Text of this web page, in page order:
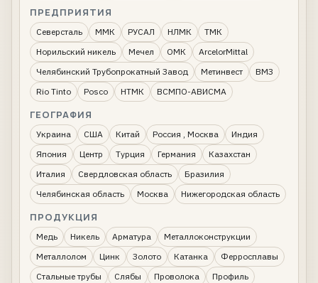
ПРЕДПРИЯТИЯ
Северсталь ММК РУСАЛ НЛМК
ТМК
Норильский никель
Мечел ОМК
ArcelorMittal
Челябинский Трубопрокатный Завод
Метинвест
ВМЗ
Rio Tinto
Posco НТМК ВСМПО-АВИСМА
ГЕОГРАФИЯ
Украина США Китай Россия , Москва
Индия
Япония
Центр Турция Германия
Казахстан
Италия
Свердловская область
Бразилия
Челябинская область
Москва Нижегородская область
ПРОДУКЦИЯ
Медь Никель Арматура
Металлоконструкции
Металлолом
Цинк Золото Катанка
Ферросплавы
Стальные трубы
Слябы Проволока
Профиль